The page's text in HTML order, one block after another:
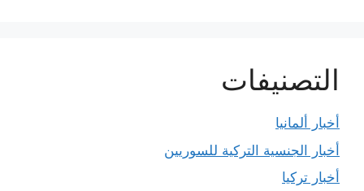
التصنيفات
أخبار ألمانيا
أخبار الجنسية التركية للسوريين
أخبار تركيا